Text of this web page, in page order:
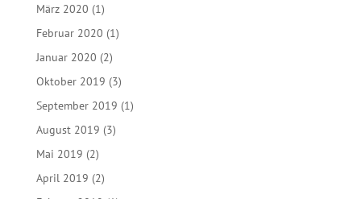
März 2020 (1)
Februar 2020 (1)
Januar 2020 (2)
Oktober 2019 (3)
September 2019 (1)
August 2019 (3)
Mai 2019 (2)
April 2019 (2)